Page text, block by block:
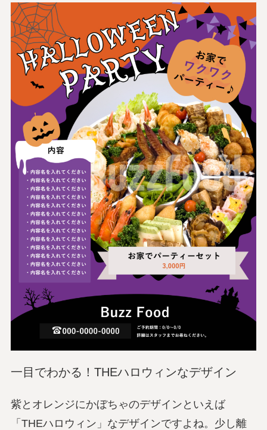
一目でわかる！THEハロウィンなデザイン
紫とオレンジにかぼちゃのデザインといえば
「THEハロウィン」なデザインですよね。少し離